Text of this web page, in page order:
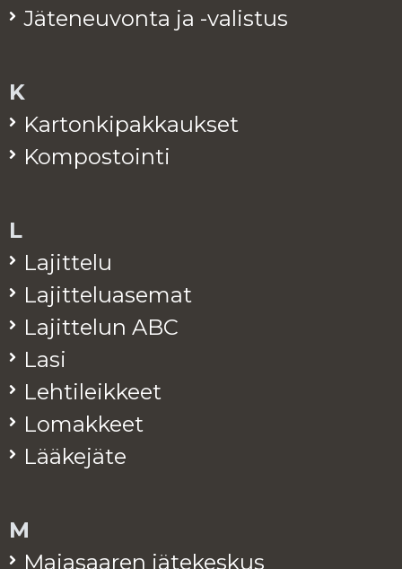
Jä­te­neu­von­ta ja -va­lis­tus
K
Kar­ton­ki­pak­kauk­set
Kom­pos­toin­ti
L
La­jit­te­lu
La­jit­te­lua­se­mat
La­jit­te­lun ABC
Lasi
Leh­ti­leik­keet
Lo­mak­keet
Lää­ke­jä­te
M
Ma­ja­saa­ren jä­te­kes­kus